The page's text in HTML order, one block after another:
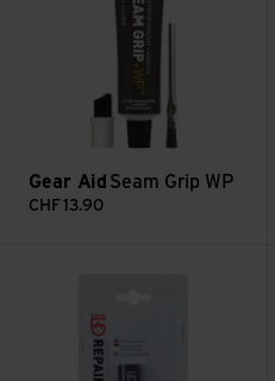
Gear Aid Seam Grip WP
CHF 13.90